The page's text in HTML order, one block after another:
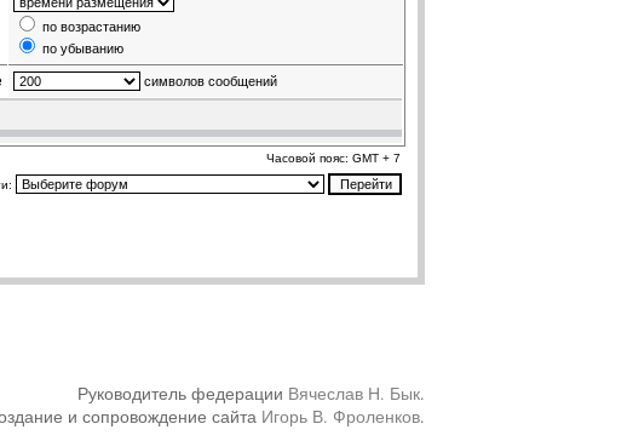
по возрастанию
по убыванию
символов сообщений
Часовой пояс: GMT + 7
Руководитель федерации Вячеслав Н. Бык.
и сопровождение сайта Игорь В. Фроленков.